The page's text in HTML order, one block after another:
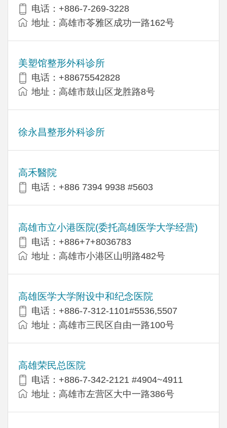
电话：+886-7-269-3228
地址：高雄市苓雅区成功一路162号
美塑馆整形外科诊所
电话：+88675542828
地址：高雄市鼓山区龙胜路8号
徐永昌整形外科诊所
高禾醫院
电话：+886 7394 9938 #5603
高雄市立小港医院(委托高雄医学大学经营)
电话：+886+7+8036783
地址：高雄市小港区山明路482号
高雄医学大学附设中和纪念医院
电话：+886-7-312-1101#5536,5507
地址：高雄市三民区自由一路100号
高雄荣民总医院
电话：+886-7-342-2121 #4904~4911
地址：高雄市左营区大中一路386号